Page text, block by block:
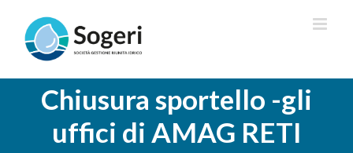
contenuto
Chiusura sportello -gli
uffici di AMAG RETI